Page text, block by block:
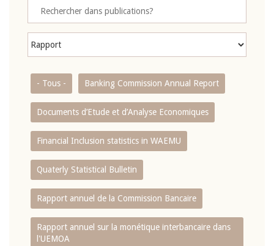
- Tous - Banking Commission Annual Report
Documents d’Etude et d’Analyse Economiques
Financial Inclusion statistics in WAEMU
Quaterly Statistical Bulletin
Rapport annuel de la Commission Bancaire
Rapport annuel sur la monétique interbancaire dans
l'UEMOA